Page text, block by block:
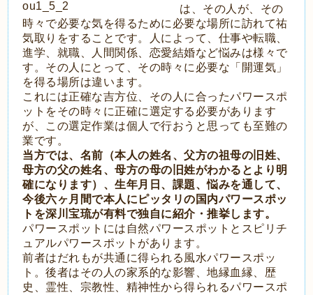
は、その人が、その
時々で必要な気を得るために必要な場所に訪れて祐
気取りをすることです。人によって、仕事や転職、
進学、就職、人間関係、恋愛結婚など悩みは様々で
す。その人にとって、その時々に必要な「開運気」
を得る場所は違います。
これには正確な吉方位、その人に合ったパワースポ
ットをその時々に正確に選定する必要があります
が、この選定作業は個人で行おうと思っても至難の
業です。
当方では、名前（本人の姓名、父方の祖母の旧姓、
母方の父の姓名、母方の母の旧姓がわかるとより明
確になります）、生年月日、課題、悩みを通して、
今後六ヶ月間で本人にピッタリの国内パワースポッ
トを深川宝琉が有料で独自に紹介・推挙します。
パワースポットには自然パワースポットとスピリチ
ュアルパワースポットがあります。
前者はだれもが共通に得られる風水パワースポッ
ト。後者はその人の家系的な影響、地縁血縁、歴
史、霊性、宗教性、精神性から得られるパワースポ